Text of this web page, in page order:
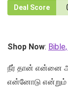
Deal Score
Shop Now:
நீர் தான் என்னை
என்னோடு என்றும்